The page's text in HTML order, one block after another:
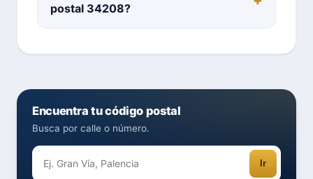
postal 34208?
Encuentra tu código postal
Busca por calle o número.
Ir